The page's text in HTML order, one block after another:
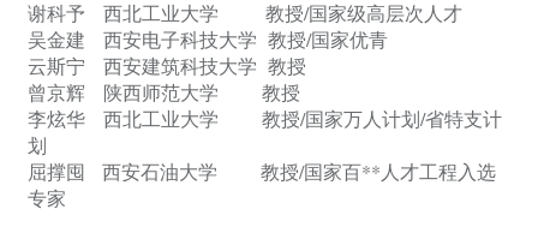
谢科予
西北工业大学 教授/国家级高层次人才
吴金建
西安电子科技大学 教授/国家优青
云斯宁
西安建筑科技大学 教授
曾京辉
陕西师范大学
教授
李炫华
西北工业大学 教授/国家万人计划/省特支计
划
屈撑囤
西安石油大学 教授/国家百**人才工程入选
专家